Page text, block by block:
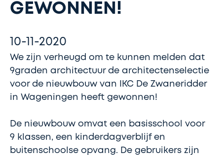
GEWONNEN!
10-11-2020
We zijn verheugd om te kunnen melden dat
9graden architectuur de architectenselectie
voor de nieuwbouw van IKC De Zwaneridder
in Wageningen heeft gewonnen!
De nieuwbouw omvat een basisschool voor
9 klassen, een kinderdagverblijf en
buitenschoolse opvang. De gebruikers zijn